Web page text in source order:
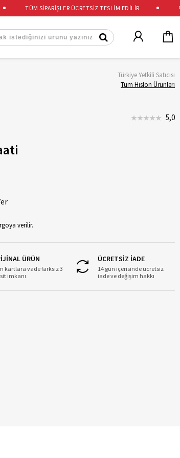
TÜM SİPARİŞLER ÜCRETSİZ TESLİM EDİLİR
Türkiye Yetkili Satıcısı
Tüm Hislon Ürünleri
5,0
verilir.
ÜRÜN
kartlara vade farksız 3
imkanı
ÜCRETSİZ İADE
14 gün içerisinde ücretsiz
iade ve değişim hakkı